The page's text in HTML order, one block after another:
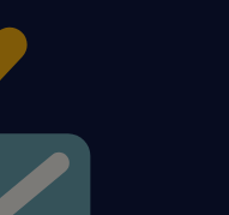
состоится
на нашу
или нажмите